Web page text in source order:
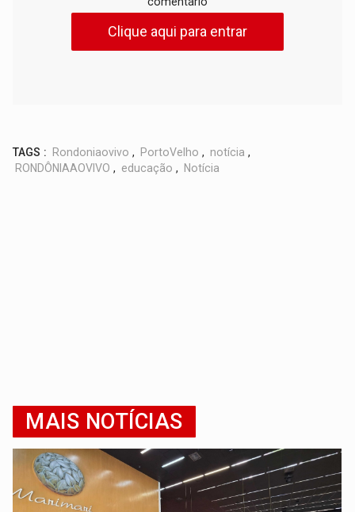
Clique aqui para entrar
TAGS : Rondoniaovivo , PortoVelho , notícia ,
RONDÔNIAAOVIVO , educação , Notícia
MAIS NOTÍCIAS